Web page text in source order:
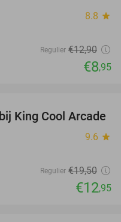
8.8 star
Regulier €12,90
€8,95
34%
King Cool Arcade
9.6 star
Regulier €19,50
€12,95